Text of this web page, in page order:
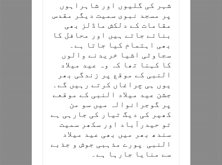
شہر کی گلیوں اور شاہراہوں
پر مسجد نبوی سمیت دیگر مقدس
مقامات کے دلکش ماڈلز بھی
بنائے جاتے ہیں اور محافل کا
بھی اہتمام کیا جاتا ہے۔
سجاوٹی اشیا خریدنے والوں
کا کہنا تھا کہ وہ عید میلاد
النبی کے موقع پر زندگی بھر
یوں ہی چراغاں کرتے رہیں گے۔
جشن عید میلاد النبی کے موقعے
پر گوجرانوالہ میں سو من
کھیر کی دیگ تیار کی جارہی ہے
تو حیدرآباد اور سکھر سمیت
سندھ بھر میں بھی عید میلاد
النبی پورے مذہبی جوش و جذبے
سے منایا جارہا ہے۔